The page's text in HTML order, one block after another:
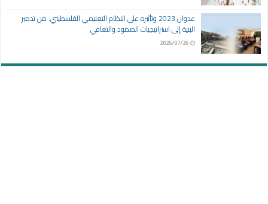
عدوان 2023 وتأثيره على النظام التعليمي الفلسطيني: من تدمير
البنية إلى استراتيجيات الصمود والتعافي
2026/07/26